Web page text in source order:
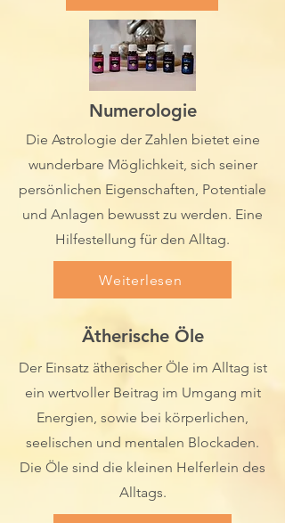
Numerologie
Die Astrologie der Zahlen bietet eine
wunderbare Möglichkeit, sich seiner
persönlichen Eigenschaften, Potentiale
und Anlagen bewusst zu werden. Eine
Hilfestellung für den Alltag.
Weiterlesen
Ätherische Öle
Der Einsatz ätherischer Öle im Alltag ist
ein wertvoller Beitrag im Umgang mit
Energien, sowie bei körperlichen,
seelischen und mentalen Blockaden.
Die Öle sind die kleinen Helferlein des
Alltags.